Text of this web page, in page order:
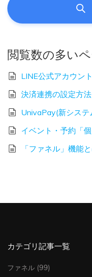
閲覧数の多い
LINE公式アカウン
決済連携の設定方法
UnivaPay(新シス
イベント・予約「
「ファネル」機能
カテゴリ記事一覧
ファネル (99)